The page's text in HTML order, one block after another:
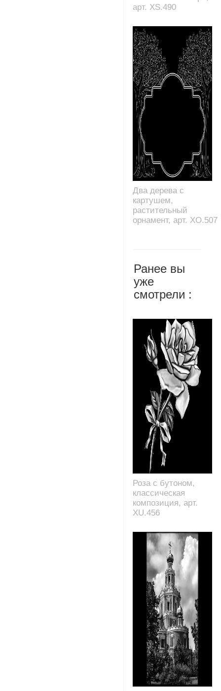
арт. XS.490
Два дерева с
картушем,
растительный
орнамент, арт. XO.507
Ранее вы
уже
смотрели :
Роза с бутоном,
классическая
композиция, арт.
XU.456